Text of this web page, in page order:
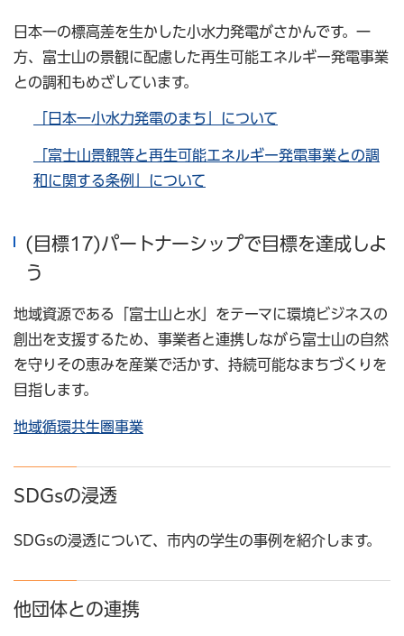
日本一の標高差を生かした小水力発電がさかんです。一
方、富士山の景観に配慮した再生可能エネルギー発電事業
との調和もめざしています。
「日本一小水力発電のまち」について
「富士山景観等と再生可能エネルギー発電事業との調
和に関する条例」について
(目標17)パートナーシップで目標を達成しよ
う
地域資源である「富士山と水」をテーマに環境ビジネスの
創出を支援するため、事業者と連携しながら富士山の自然
を守りその恵みを産業で活かす、持続可能なまちづくりを
目指します。
地域循環共生圏事業
SDGsの浸透
SDGsの浸透について、市内の学生の事例を紹介します。
他団体との連携